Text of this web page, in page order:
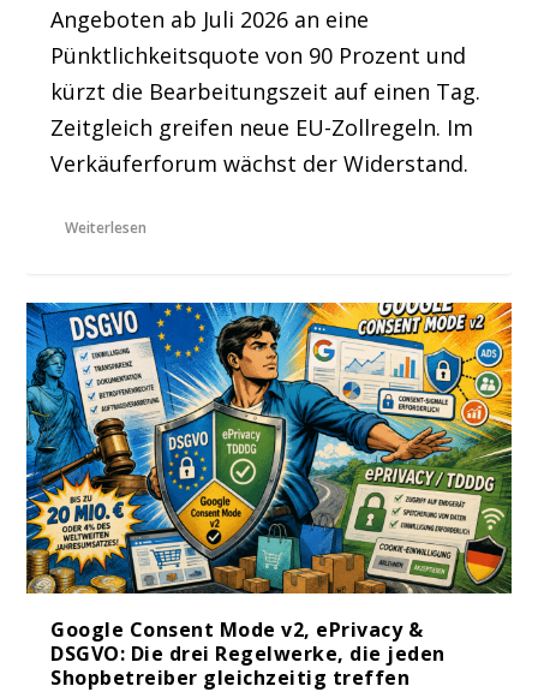
Angeboten ab Juli 2026 an eine
Pünktlichkeitsquote von 90 Prozent und
kürzt die Bearbeitungszeit auf einen Tag.
Zeitgleich greifen neue EU-Zollregeln. Im
Verkäuferforum wächst der Widerstand.
Weiterlesen
Google Consent Mode v2, ePrivacy &
DSGVO: Die drei Regelwerke, die jeden
Shopbetreiber gleichzeitig treffen